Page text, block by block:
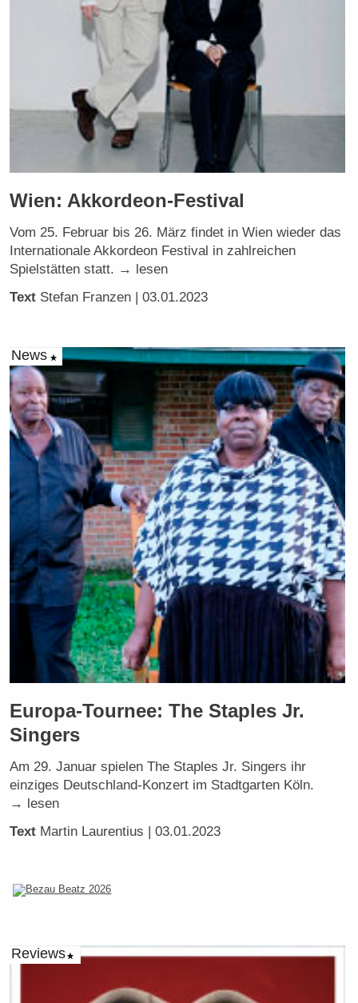
Wien: Akkordeon-Festival
Vom 25. Februar bis 26. März findet in Wien wieder das
Internationale Akkordeon Festival in zahlreichen
Spielstätten statt. → lesen
Text Stefan Franzen | 03.01.2023
News
Europa-Tournee: The Staples Jr.
Singers
Am 29. Januar spielen The Staples Jr. Singers ihr
einziges Deutschland-Konzert im Stadtgarten Köln.
→ lesen
Text Martin Laurentius | 03.01.2023
Reviews